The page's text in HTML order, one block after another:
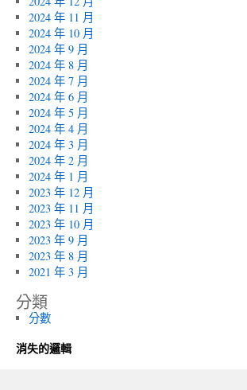
2024 年 11 月
2024 年 10 月
2024 年 9 月
2024 年 8 月
2024 年 7 月
2024 年 6 月
2024 年 5 月
2024 年 4 月
2024 年 3 月
2024 年 2 月
2024 年 1 月
2023 年 12 月
2023 年 11 月
2023 年 10 月
2023 年 9 月
2023 年 8 月
2021 年 3 月
分類
分數
消失的邏輯